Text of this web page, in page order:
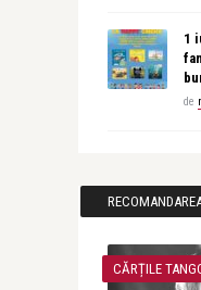
1
de
CĂRȚILE